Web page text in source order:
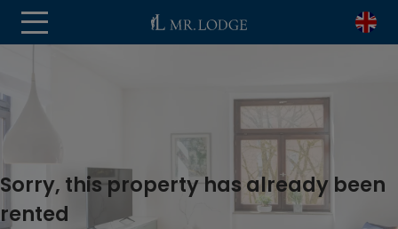
Sorry, this property has already been
rented